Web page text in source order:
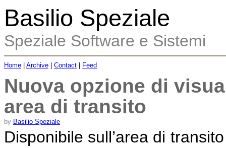
Basilio Speziale
Speziale Software e Sistemi
Home Archive Contact Feed
Nuova opzione di
area di transito
by Basilio Speziale
Disponibile sull’area di